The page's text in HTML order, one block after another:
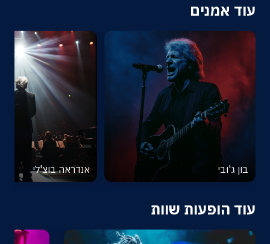
עוד אמנים
בון ג'ובי אנדראה בוצ'לי
עוד הופעות שוות